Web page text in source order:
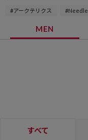
#アークテリクス
MEN
すべて